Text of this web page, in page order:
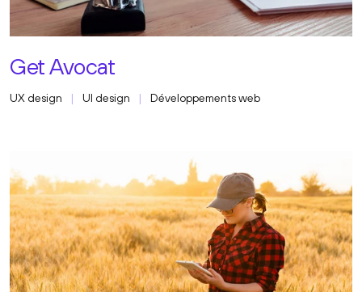
Get Avocat
UX design UI design Développements web